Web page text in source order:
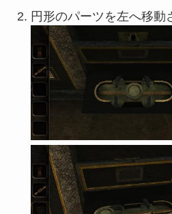
円形のパーツを左へ移動